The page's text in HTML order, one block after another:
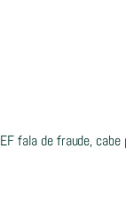
fala de fraude,